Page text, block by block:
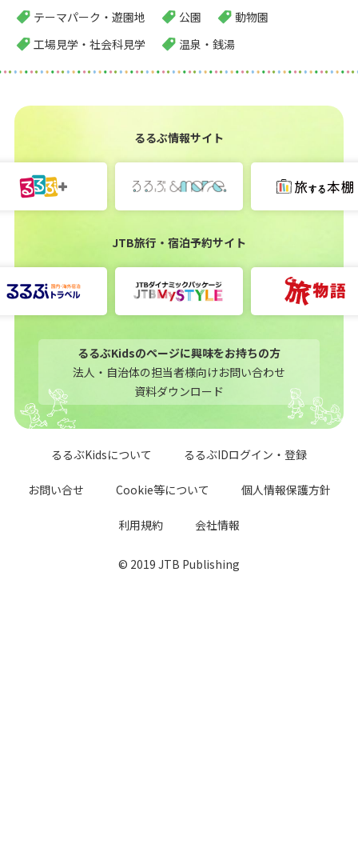
テーマパーク・遊園地
公園
動物園
工場見学・社会科見学
温泉・銭湯
るるぶ情報サイト
JTB旅行・宿泊予約サイト
るるぶKidsのページに興味をお持ちの方
法人・自治体の担当者様向けお問い合わせ
資料ダウンロード
るるぶKidsについて るるぶIDログイン・登録
お問い合せ Cookie等について 個人情報保護方針
利用規約 会社情報
© 2019 JTB Publishing